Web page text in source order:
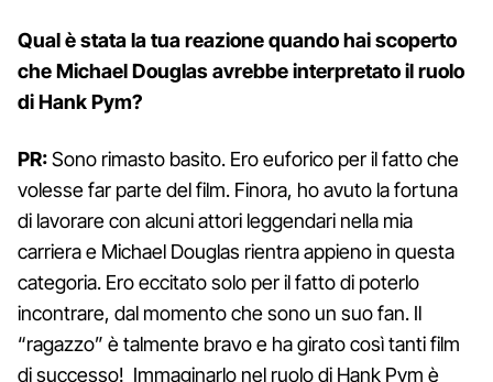
Qual è stata la tua reazione quando hai scoperto
che Michael Douglas avrebbe interpretato il ruolo
di Hank Pym?
PR:Sono rimasto basito. Ero euforico per il fatto che
volesse far parte del film. Finora, ho avuto la fortuna
di lavorare con alcuni attori leggendari nella mia
carriera e Michael Douglas rientra appieno in questa
categoria. Ero eccitato solo per il fatto di poterlo
incontrare, dal momento che sono un suo fan. Il
“ragazzo” è talmente bravo e ha girato così tanti film
di successo! Immaginarlo nel ruolo di Hank Pym è